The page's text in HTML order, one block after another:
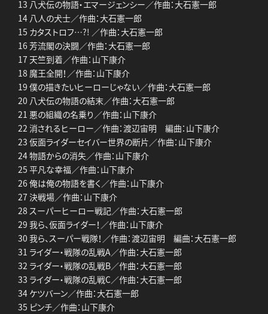
13 八犬伝の物語・エマージェンシー／作曲：大石憲一郎
14 八人の犬士／作曲：大石憲一郎
15 カタストロフ…?! ／作曲：大石憲一郎
16 芳流閣の決闘／作曲：大石憲一郎
17 天竺到着／作曲：山下康介
18 魔王全開！／作曲：山下康介
19 僕の描きたいヒーローじゃない／作曲：大石憲一郎
20 八犬伝の物語の結末／作曲：大石憲一郎
21 悪の組織の名乗り／作曲：山下康介
22 消されるヒーロー／作曲：渡辺宙明 編曲：山下康介
23 仮面ライダーセイバー世界の断片／作曲：山下康介
24 物語からの消失／作曲：山下康介
25 平凡な幸福／作曲：山下康介
26 俺は俺の物語を書く／作曲：山下康介
27 決戦場／作曲：山下康介
28 スーパーヒーロー戦記／作曲：大石憲一郎
29 我ら、仮面ライダー！／作曲：山下康介
30 我ら、スーパー戦隊！／作曲：渡辺宙明 編曲：大石憲一郎
31 ライダー・戦隊の乱戦A／作曲：大石憲一郎
32 ライダー・戦隊の乱戦B／作曲：大石憲一郎
33 ライダー・戦隊の乱戦C／作曲：大石憲一郎
34 ケツバーン／作曲：大石憲一郎
35 ピンチ／作曲：山下康介